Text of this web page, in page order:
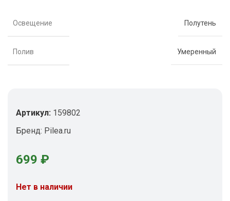
Освещение Полутень
Полив Умеренный
Артикул: 159802
Бренд: Pilea.ru
699 ₽
Нет в наличии